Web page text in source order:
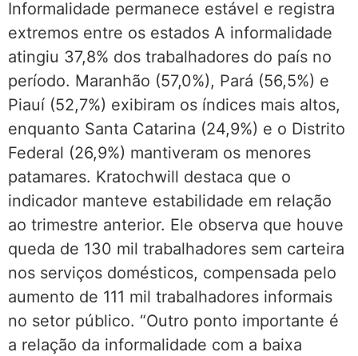
Informalidade permanece estável e registra
extremos entre os estados A informalidade
atingiu 37,8% dos trabalhadores do país no
período. Maranhão (57,0%), Pará (56,5%) e
Piauí (52,7%) exibiram os índices mais altos,
enquanto Santa Catarina (24,9%) e o Distrito
Federal (26,9%) mantiveram os menores
patamares. Kratochwill destaca que o
indicador manteve estabilidade em relação
ao trimestre anterior. Ele observa que houve
queda de 130 mil trabalhadores sem carteira
nos serviços domésticos, compensada pelo
aumento de 111 mil trabalhadores informais
no setor público. “Outro ponto importante é
a relação da informalidade com a baixa